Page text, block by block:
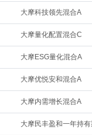
大摩科技领先混合A
大摩量化配置混合C
大摩ESG量化混合A
大摩优悦安和混合A
大摩内需增长混合A
大摩民丰盈和一年持